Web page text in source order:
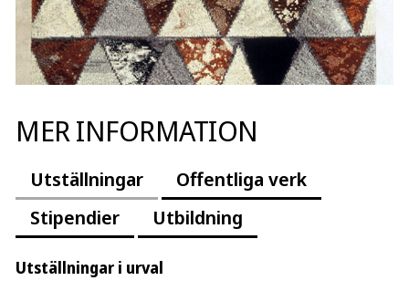
MER INFORMATION
Utställningar
Offentliga verk
Stipendier
Utbildning
Utställningar i urval